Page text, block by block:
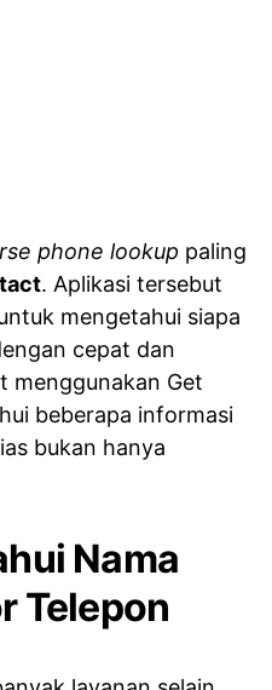
phone lookup paling
. Aplikasi tersebut
mengetahui siapa
cepat dan
menggunakan Get
beberapa informasi
bukan hanya
Nama
Telepon